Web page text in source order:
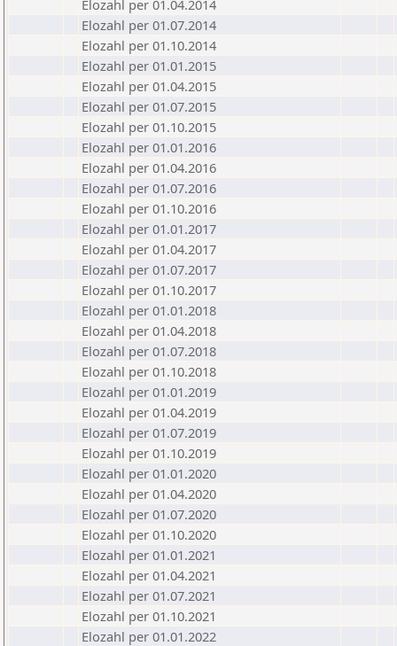
Elozahl per 01.04.2014
Elozahl per 01.07.2014
Elozahl per 01.10.2014
Elozahl per 01.01.2015
Elozahl per 01.04.2015
Elozahl per 01.07.2015
Elozahl per 01.10.2015
Elozahl per 01.01.2016
Elozahl per 01.04.2016
Elozahl per 01.07.2016
Elozahl per 01.10.2016
Elozahl per 01.01.2017
Elozahl per 01.04.2017
Elozahl per 01.07.2017
Elozahl per 01.10.2017
Elozahl per 01.01.2018
Elozahl per 01.04.2018
Elozahl per 01.07.2018
Elozahl per 01.10.2018
Elozahl per 01.01.2019
Elozahl per 01.04.2019
Elozahl per 01.07.2019
Elozahl per 01.10.2019
Elozahl per 01.01.2020
Elozahl per 01.04.2020
Elozahl per 01.07.2020
Elozahl per 01.10.2020
Elozahl per 01.01.2021
Elozahl per 01.04.2021
Elozahl per 01.07.2021
Elozahl per 01.10.2021
Elozahl per 01.01.2022